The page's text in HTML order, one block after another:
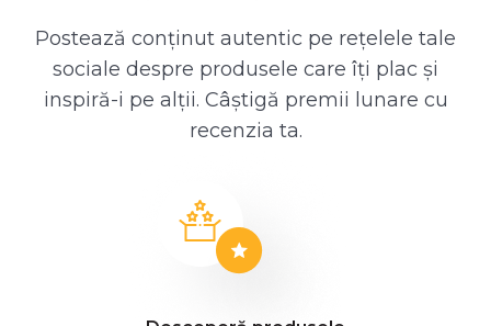
Postează conținut autentic pe rețelele tale
sociale despre produsele care îți plac și
inspiră-i pe alții. Câștigă premii lunare cu
recenzia ta.